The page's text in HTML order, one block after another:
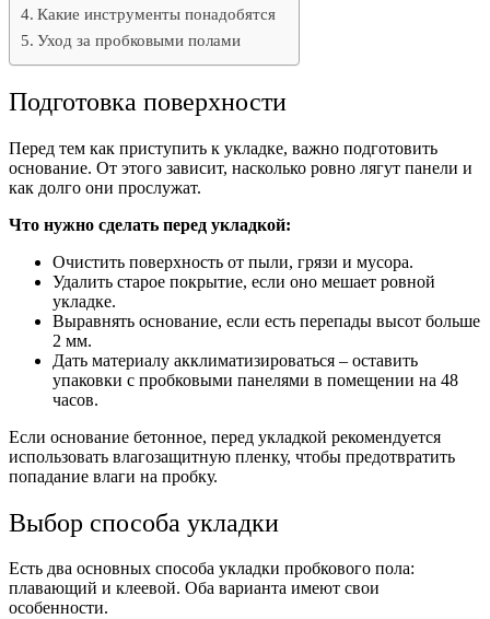
Какие инструменты понадобятся
Уход за пробковыми полами
Подготовка поверхности
Перед тем как приступить к укладке, важно подготовить
основание. От этого зависит, насколько ровно лягут панели и
как долго они прослужат.
Что нужно сделать перед укладкой:
Очистить поверхность от пыли, грязи и мусора.
Удалить старое покрытие, если оно мешает ровной
укладке.
Выравнять основание, если есть перепады высот больше
2 мм.
Дать материалу акклиматизироваться – оставить
упаковки с пробковыми панелями в помещении на 48
часов.
Если основание бетонное, перед укладкой рекомендуется
использовать влагозащитную пленку, чтобы предотвратить
попадание влаги на пробку.
Выбор способа укладки
Есть два основных способа укладки пробкового пола:
плавающий и клеевой. Оба варианта имеют свои
особенности.